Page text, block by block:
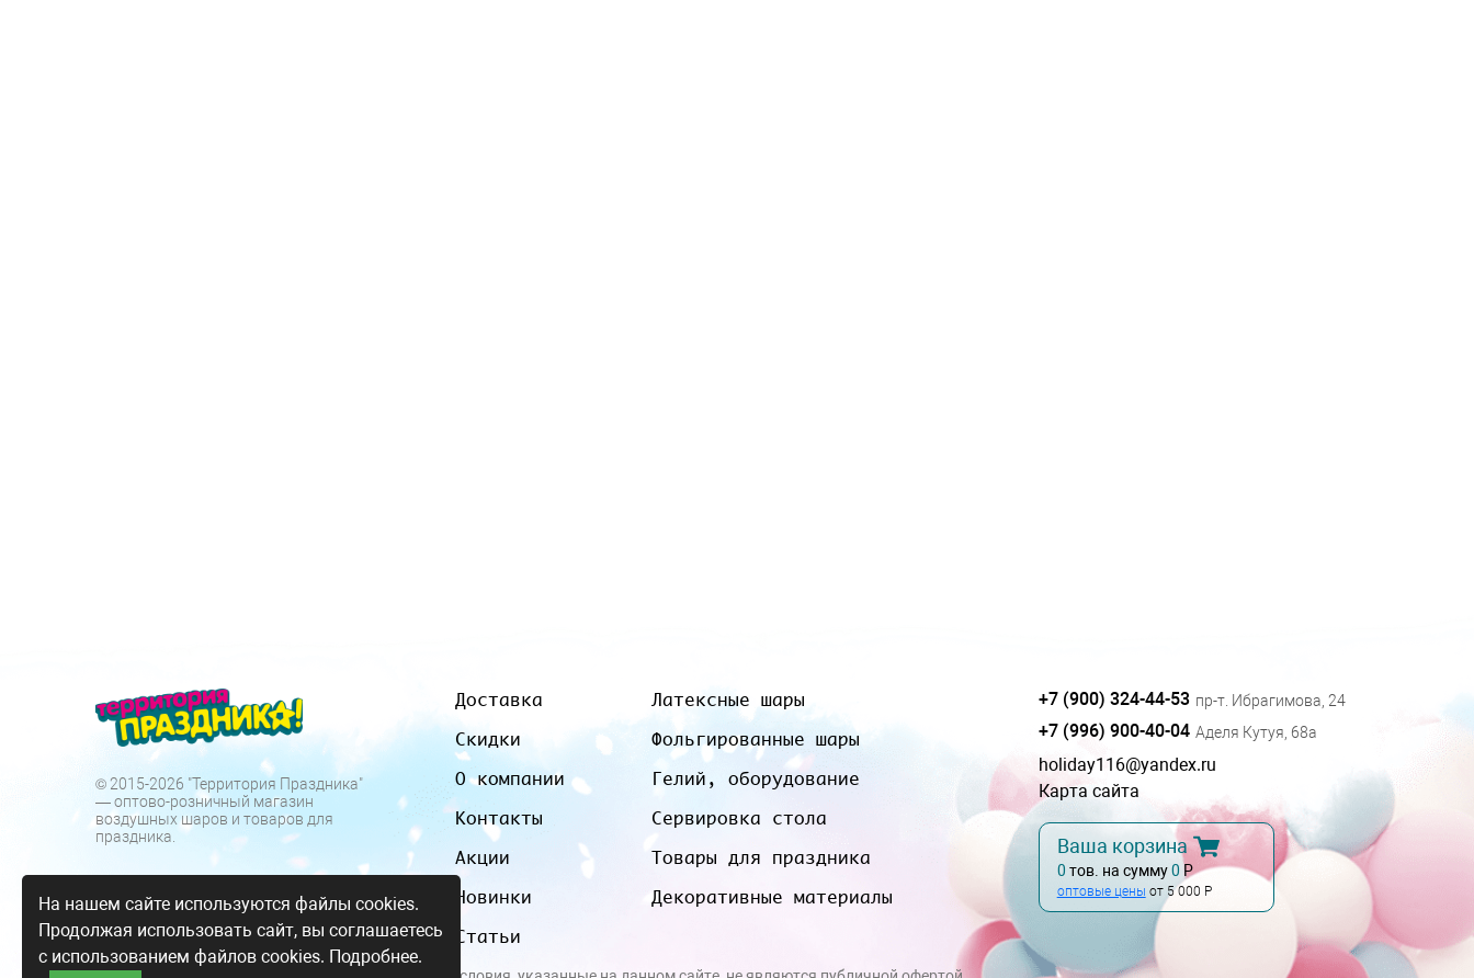
© 2015-2026 "Территория Праздника"
— оптово-розничный магазин
воздушных шаров и товаров для
праздника.
Доставка
Скидки
О компании
Контакты
Акции
Новинки
Статьи
Латексные шары
Фольгированные шары
Гелий, оборудование
Сервировка стола
Товары для праздника
Декоративные материалы
+7 (900) 324-44-53 пр-т. Ибрагимова, 24
+7 (996) 900-40-04 Аделя Кутуя, 68а
holiday116@yandex.ru
Карта сайта
Ваша корзина
0 тов. на сумму0 Р
оптовые цены от 5 000 Р
На нашем сайте используются файлы cookies.
Продолжая использовать сайт, вы соглашаетесь
с использованием файлов cookies. Подробнее.